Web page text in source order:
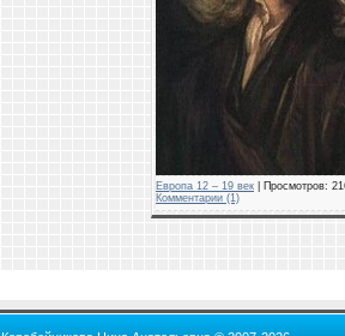
Европа 12 – 19 век | Просмотров:
Комментарии (1)